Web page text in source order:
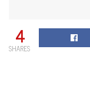
4
SHARES